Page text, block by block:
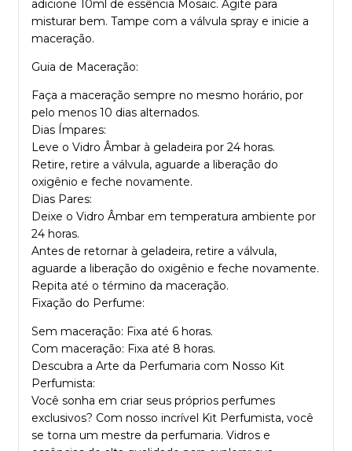
adicione 10ml de essência Mosaic. Agite para
misturar bem. Tampe com a válvula spray e inicie a
maceração.
Guia de Maceração:
Faça a maceração sempre no mesmo horário, por
pelo menos 10 dias alternados.
Dias Ímpares:
Leve o Vidro Âmbar à geladeira por 24 horas.
Retire, retire a válvula, aguarde a liberação do
oxigênio e feche novamente.
Dias Pares:
Deixe o Vidro Âmbar em temperatura ambiente por
24 horas.
Antes de retornar à geladeira, retire a válvula,
aguarde a liberação do oxigênio e feche novamente.
Repita até o término da maceração.
Fixação do Perfume:
Sem maceração: Fixa até 6 horas.
Com maceração: Fixa até 8 horas.
Descubra a Arte da Perfumaria com Nosso Kit
Perfumista:
Você sonha em criar seus próprios perfumes
exclusivos? Com nosso incrível Kit Perfumista, você
se torna um mestre da perfumaria. Vidros e